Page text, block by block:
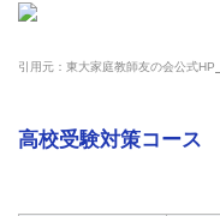
引用元：東大家庭教師友の会公式HP
高校受験対策コース